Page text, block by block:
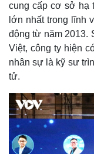
cung cấp cơ sở hạ
lớn nhất trong lĩnh
động từ năm 2013.
Việt, công ty hiện
nhân sự là kỹ sư
tử.